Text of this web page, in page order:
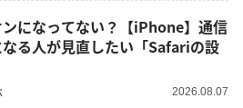
になってない？【iPhone】通信
る人が見直したい「Safariの設
2026.08.07